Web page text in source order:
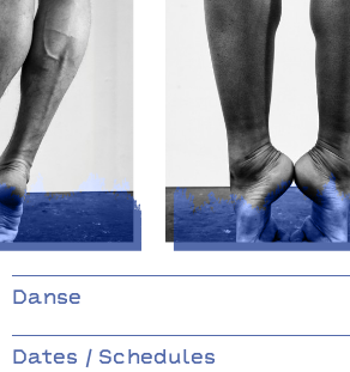
de
Sur pointes
Pieter C. Scholten,
Jeroen Verbruggen
Danse
Dates / Schedules